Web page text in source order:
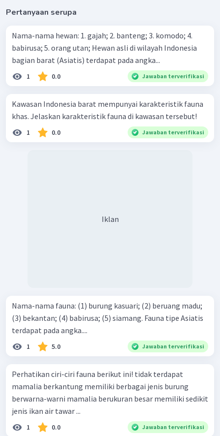
Pertanyaan serupa
Nama-nama hewan: 1. gajah; 2. banteng; 3. komodo; 4.
babirusa; 5. orang utan; Hewan asli di wilayah Indonesia
bagian barat (Asiatis) terdapat pada angka...
1 0.0 Jawaban terverifikasi
Kawasan Indonesia barat mempunyai karakteristik fauna
khas. Jelaskan karakteristik fauna di kawasan tersebut!
1 0.0 Jawaban terverifikasi
Iklan
Nama-nama fauna: (1) burung kasuari; (2) beruang madu;
(3) bekantan; (4) babirusa; (5) siamang. Fauna tipe Asiatis
terdapat pada angka....
1 5.0 Jawaban terverifikasi
Perhatikan ciri-ciri fauna berikut ini! tidak terdapat
mamalia berkantung memiliki berbagai jenis burung
berwarna-warni mamalia berukuran besar memiliki sedikit
jenis ikan air tawar ...
1 0.0 Jawaban terverifikasi